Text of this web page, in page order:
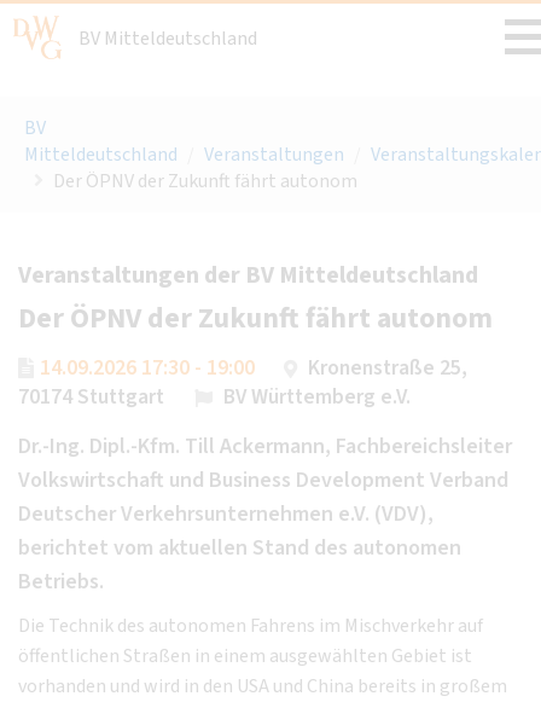
BV Mitteldeutschland
BV
Mitteldeutschland
Veranstaltungen
Der ÖPNV der Zukunft fährt autonom
Veranstaltungen der BV Mitteldeutschland
Der ÖPNV der Zukunft fährt autonom
14.09.2026 17:30 - 19:00
Kronenstraße 25,
70174 Stuttgart
BV Württemberg e.V.
Dr.-Ing. Dipl.-Kfm. Till Ackermann, Fachbereichsleiter
Volkswirtschaft und Business Development Verband
Deutscher Verkehrsunternehmen e.V. (VDV),
berichtet vom aktuellen Stand des autonomen
Betriebs.
Die Technik des autonomen Fahrens im Mischverkehr auf
öffentlichen Straßen in einem ausgewählten Gebiet ist
vorhanden und wird in den USA und China bereits in großem